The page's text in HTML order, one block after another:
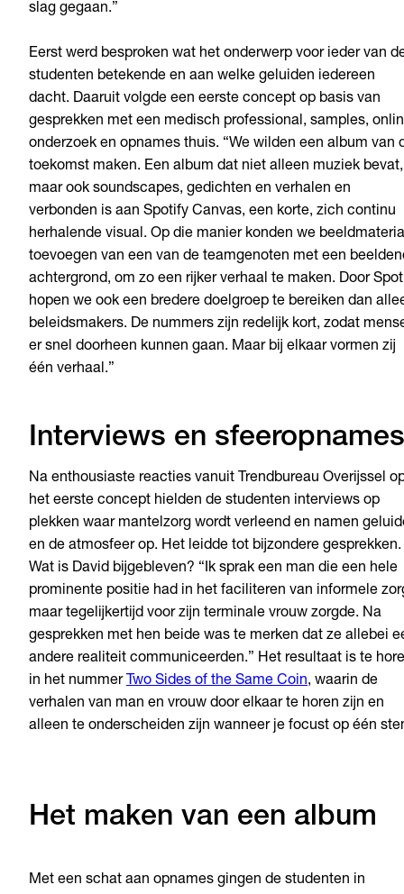
slag gegaan.”
Eerst werd besproken wat het onderwerp voor ieder van
studenten betekende en aan welke geluiden iedereen
dacht. Daaruit volgde een eerste concept op basis van
gesprekken met een medisch professional, samples,
onderzoek en opnames thuis. “We wilden een album van
toekomst maken. Een album dat niet alleen muziek bevat,
maar ook soundscapes, gedichten en verhalen en
verbonden is aan Spotify Canvas, een korte, zich continu
herhalende visual. Op die manier konden we
toevoegen van een van de teamgenoten met een
achtergrond, om zo een rijker verhaal te maken. Door
hopen we ook een bredere doelgroep te bereiken dan
beleidsmakers. De nummers zijn redelijk kort, zodat
er snel doorheen kunnen gaan. Maar bij elkaar vormen zij
één verhaal.”
Interviews en
Na enthousiaste reacties vanuit Trendbureau Overijssel
het eerste concept hielden de studenten interviews op
plekken waar mantelzorg wordt verleend en namen
en de atmosfeer op. Het leidde tot bijzondere gesprekken.
Wat is David bijgebleven? “Ik sprak een man die een hele
prominente positie had in het faciliteren van informele
maar tegelijkertijd voor zijn terminale vrouw zorgde. Na
gesprekken met hen beide was te merken dat ze allebei
andere realiteit communiceerden.” Het resultaat is te
in het nummer Two Sides of the Same Coin, waarin de
verhalen van man en vrouw door elkaar te horen zijn en
alleen te onderscheiden zijn wanneer je focust op één
Het maken van een album
Met een schat aan opnames gingen de studenten in